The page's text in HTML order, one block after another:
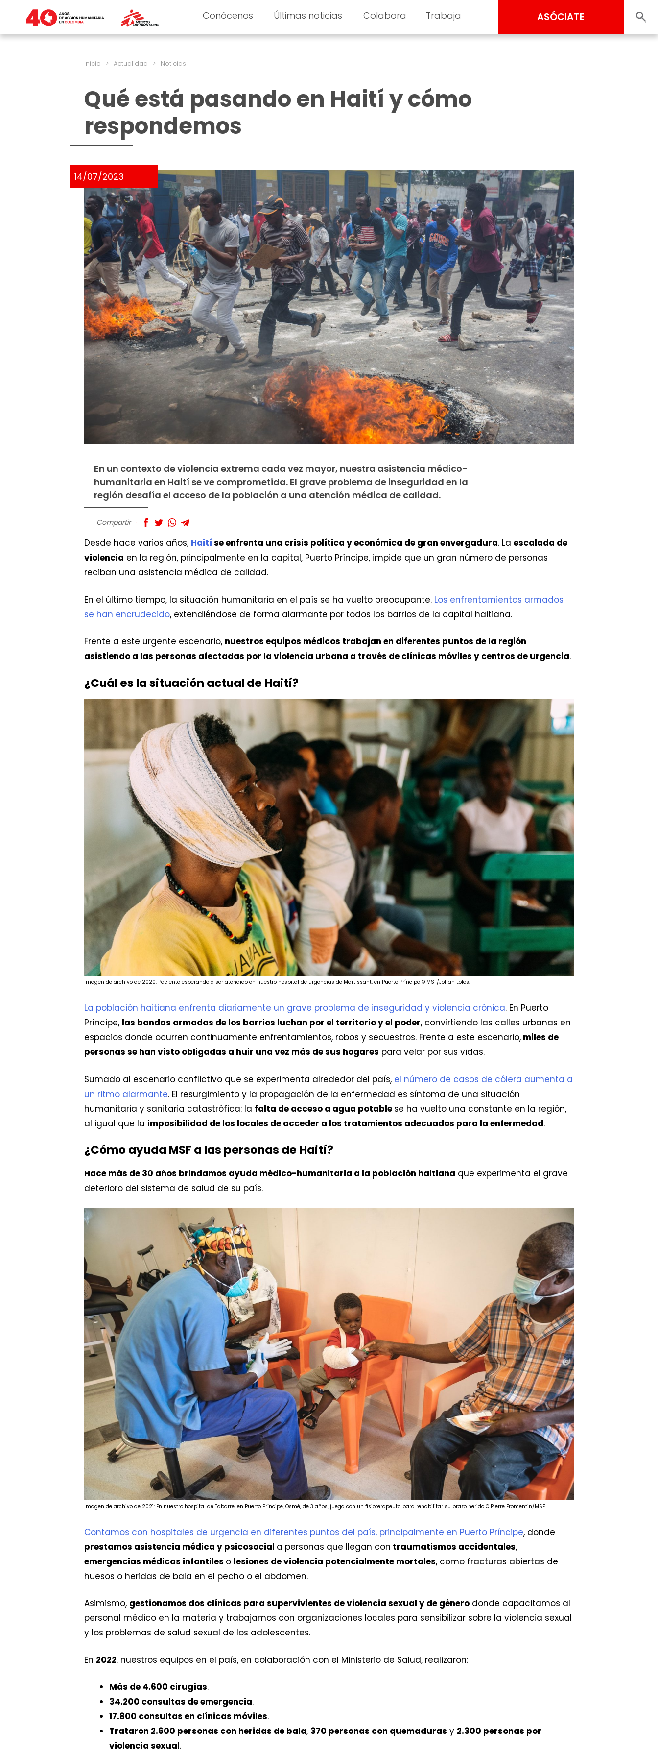
Conócenos Últimas noticias Colabora Trabaja ASÓCIATE
Inicio > Actualidad > Noticias
Qué está pasando en Haití y cómo
respondemos
14/07/2023
En un contexto de violencia extrema cada vez mayor, nuestra asistencia médico-
humanitaria en Haití se ve comprometida. El grave problema de inseguridad en la
región desafía el acceso de la población a una atención médica de calidad.
Compartir
Desde hace varios años, Haití se enfrenta una crisis política y económica de gran envergadura. La escalada de
violencia en la región, principalmente en la capital, Puerto Príncipe, impide que un gran número de personas
reciban una asistencia médica de calidad.
En el último tiempo, la situación humanitaria en el país se ha vuelto preocupante. Los enfrentamientos armados
se han encrudecido, extendiéndose de forma alarmante por todos los barrios de la capital haitiana.
Frente a este urgente escenario, nuestros equipos médicos trabajan en diferentes puntos de la región
asistiendo a las personas afectadas por la violencia urbana a través de clínicas móviles y centros de urgencia.
¿Cuál es la situación actual de Haití?
Imagen de archivo de 2020: Paciente esperando a ser atendido en nuestro hospital de urgencias de Martissant, en Puerto Príncipe © MSF/Johan Lolos.
La población haitiana enfrenta diariamente un grave problema de inseguridad y violencia crónica. En Puerto
Príncipe, las bandas armadas de los barrios luchan por el territorio y el poder, convirtiendo las calles urbanas en
espacios donde ocurren continuamente enfrentamientos, robos y secuestros. Frente a este escenario, miles de
personas se han visto obligadas a huir una vez más de sus hogares para velar por sus vidas.
Sumado al escenario conflictivo que se experimenta alrededor del país, el número de casos de cólera aumenta a
un ritmo alarmante. El resurgimiento y la propagación de la enfermedad es síntoma de una situación
humanitaria y sanitaria catastrófica: la falta de acceso a agua potable se ha vuelto una constante en la región,
al igual que la imposibilidad de los locales de acceder a los tratamientos adecuados para la enfermedad.
¿Cómo ayuda MSF a las personas de Haití?
Hace más de 30 años brindamos ayuda médico-humanitaria a la población haitiana que experimenta el grave
deterioro del sistema de salud de su país.
Imagen de archivo de 2021: En nuestro hospital de Tabarre, en Puerto Príncipe, Osmé, de 3 años, juega con un fisioterapeuta para rehabilitar su brazo herido © Pierre Fromentin/MSF.
Contamos con hospitales de urgencia en diferentes puntos del país, principalmente en Puerto Príncipe, donde
prestamos asistencia médica y psicosocial a personas que llegan con traumatismos accidentales,
emergencias médicas infantiles o lesiones de violencia potencialmente mortales, como fracturas abiertas de
huesos o heridas de bala en el pecho o el abdomen.
Asimismo, gestionamos dos clínicas para supervivientes de violencia sexual y de género donde capacitamos al
personal médico en la materia y trabajamos con organizaciones locales para sensibilizar sobre la violencia sexual
y los problemas de salud sexual de los adolescentes.
En 2022, nuestros equipos en el país, en colaboración con el Ministerio de Salud, realizaron:
Más de 4.600 cirugías.
34.200 consultas de emergencia.
17.800 consultas en clínicas móviles.
Trataron 2.600 personas con heridas de bala, 370 personas con quemaduras y 2.300 personas por
violencia sexual.